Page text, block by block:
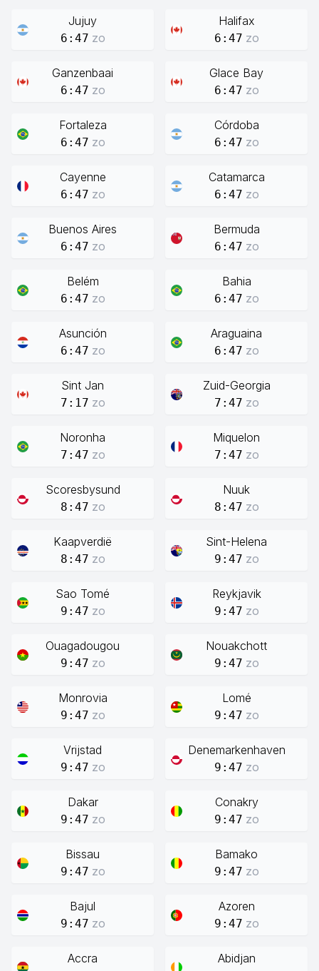
Jujuy
6:47 zo
Halifax
6:47 zo
Ganzenbaai
6:47 zo
Glace Bay
6:47 zo
Fortaleza
6:47 zo
Córdoba
6:47 zo
Cayenne
6:47 zo
Catamarca
6:47 zo
Buenos Aires
6:47 zo
Bermuda
6:47 zo
Belém
6:47 zo
Bahia
6:47 zo
Asunción
6:47 zo
Araguaina
6:47 zo
Sint Jan
7:17 zo
Zuid-Georgia
7:47 zo
Noronha
7:47 zo
Miquelon
7:47 zo
Scoresbysund
8:47 zo
Nuuk
8:47 zo
Kaapverdië
8:47 zo
Sint-Helena
9:47 zo
Sao Tomé
9:47 zo
Reykjavik
9:47 zo
Ouagadougou
9:47 zo
Nouakchott
9:47 zo
Monrovia
9:47 zo
Lomé
9:47 zo
Vrijstad
9:47 zo
Denemarkenhaven
9:47 zo
Dakar
9:47 zo
Conakry
9:47 zo
Bissau
9:47 zo
Bamako
9:47 zo
Bajul
9:47 zo
Azoren
9:47 zo
Accra Abidjan